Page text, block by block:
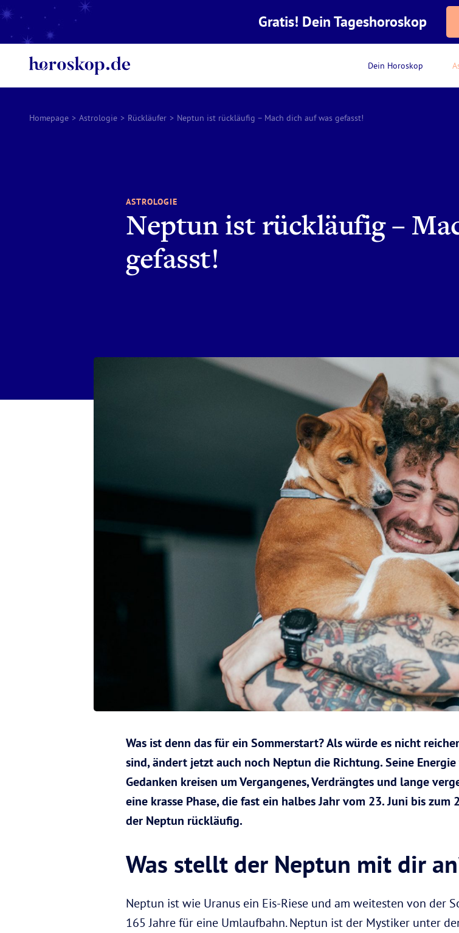
Dein Horoskop
Gratis! Dein Tageshoroskop
Homepage > Astrologie > Rückläufer > Neptun ist rückläufig – Mach dich auf was gefasst!
ASTROLOGIE
Neptun ist rückläufig –
gefasst!
Was ist denn das für ein Sommerstart? Als würde es nicht
sind, ändert jetzt auch noch Neptun die Richtung. Seine
Gedanken kreisen um Vergangenes, Verdrängtes und lange
eine krasse Phase, die fast ein halbes Jahr vom 23. Juni bis
der Neptun rückläufig.
Was stellt der Neptun mit dir
Neptun ist wie Uranus ein Eis-Riese und am weitesten von der
165 Jahre für eine Umlaufbahn. Neptun ist der Mystiker unter